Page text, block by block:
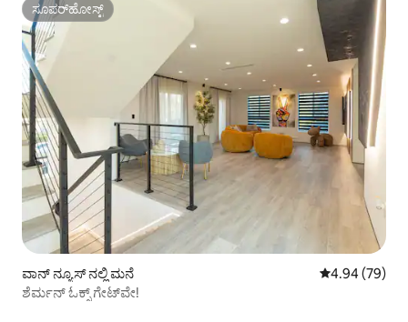
ಸೂಪರ್‌ಹೋಸ್ಟ್
ಸೂಪರ್‌ಹೋಸ್ಟ್
ವಾನ್ ನ್ಯೂಸ್ ನಲ್ಲಿ ಮನೆ 5 ರಲ್ಲಿ 4.94
4.94 (79)
ಶೆರ್ಮನ್ ಓಕ್ಸ್ ಗೇಟ್‌ವೇ!